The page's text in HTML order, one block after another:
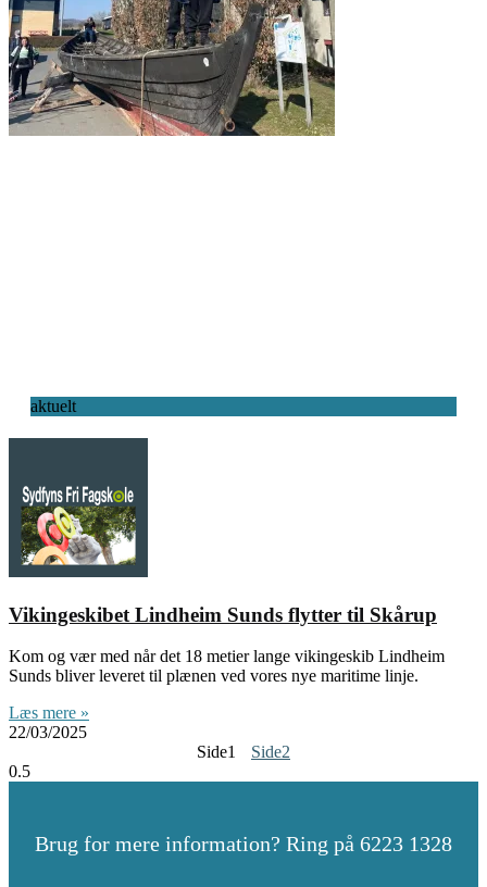
aktuelt
Vikingeskibet Lindheim Sunds flytter til Skårup
Kom og vær med når det 18 metier lange vikingeskib Lindheim
Sunds bliver leveret til plænen ved vores nye maritime linje.
Læs mere »
22/03/2025
Side1 Side2
Brug for mere information? Ring på 6223 1328